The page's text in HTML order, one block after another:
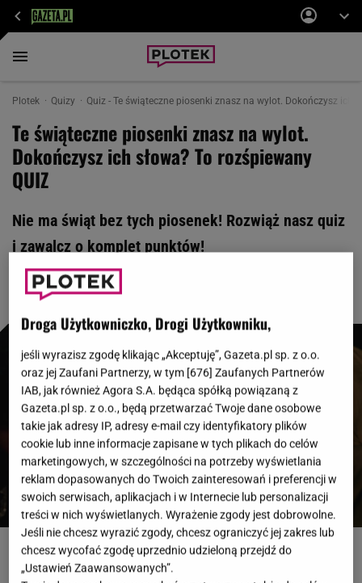
Plotek Quizy Quiz - Te świąteczne piosenki znasz na wylot. Dokończysz ich
Te świąteczne piosenki znasz na wylot.
Dokończysz ich słowa? To rozśpiewany
QUIZ
Nie ma świąt bez tych piosenek! Rozwiąż nasz quiz
i zawalcz o komplet punktów!
Droga Użytkowniczko, Drogi Użytkowniku,
jeśli wyrazisz zgodę klikając „Akceptuję”, Gazeta.pl sp. z o.o.
oraz jej Zaufani Partnerzy, w tym [676] Zaufanych Partnerów
IAB, jak również Agora S.A. będąca spółką powiązaną z
Gazeta.pl sp. z o.o., będą przetwarzać Twoje dane osobowe
takie jak adresy IP, adresy e-mail czy identyfikatory plików
cookie lub inne informacje zapisane w tych plikach do celów
marketingowych, w szczególności na potrzeby wyświetlania
reklam dopasowanych do Twoich zainteresowań i preferencji w
swoich serwisach, aplikacjach i w Internecie lub personalizacji
treści w nich wyświetlanych. Wyrażenie zgody jest dobrowolne.
Jeśli nie chcesz wyrazić zgody, chcesz ograniczyć jej zakres lub
chcesz wycofać zgodę uprzednio udzieloną przejdź do
„Ustawień Zaawansowanych”.